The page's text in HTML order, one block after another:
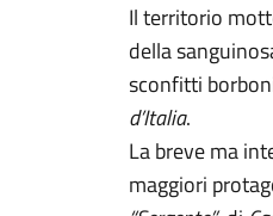
Il territorio
della
sconfitti
d’Italia.
La breve ma
maggiori